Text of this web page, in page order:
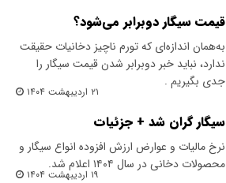
قیمت سیگار دوبرابر می‌شود؟
به‌همان اندازه‌ای که تورم ناچیز دخانیات حقیقت
ندارد، نباید خبر دوبرابر شدن قیمت سیگار را
جدی بگیریم .
۲۱ اردیبهشت ۱۴۰۴
سیگار گران شد + جزئیات
نرخ مالیات و عوارض ارزش افزوده انواع سیگار و
محصولات دخانی در سال ۱۴۰۴ اعلام شد.
۱۹ اردیبهشت ۱۴۰۴